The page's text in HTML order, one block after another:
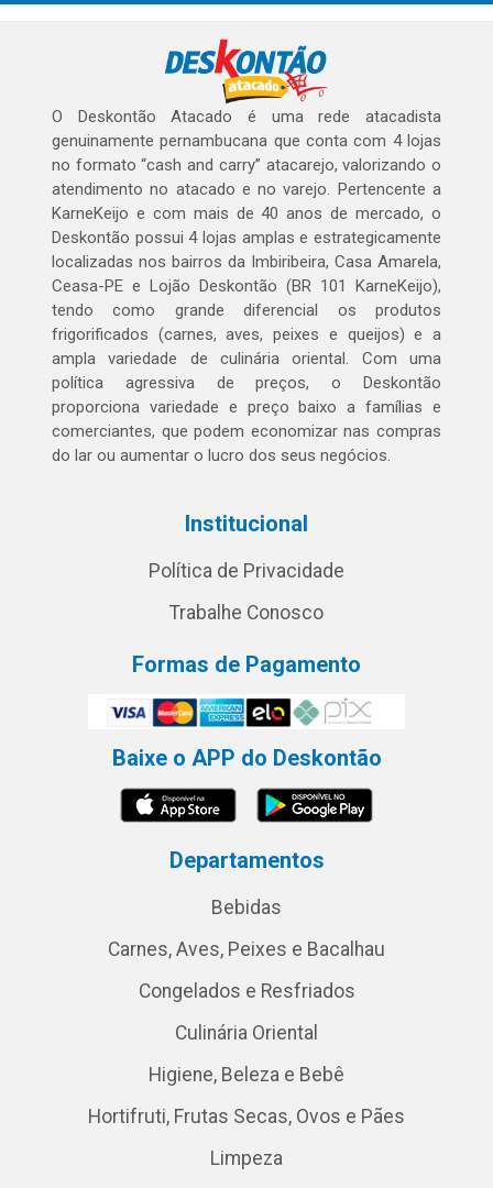
O Deskontão Atacado é uma rede atacadista
genuinamente pernambucana que conta com 4 lojas
no formato “cash and carry” atacarejo, valorizando o
atendimento no atacado e no varejo. Pertencente a
KarneKeijo e com mais de 40 anos de mercado, o
Deskontão possui 4 lojas amplas e estrategicamente
localizadas nos bairros da Imbiribeira, Casa Amarela,
Ceasa-PE e Lojão Deskontão (BR 101 KarneKeijo),
tendo como grande diferencial os produtos
frigorificados (carnes, aves, peixes e queijos) e a
ampla variedade de culinária oriental. Com uma
política agressiva de preços, o Deskontão
proporciona variedade e preço baixo a famílias e
comerciantes, que podem economizar nas compras
do lar ou aumentar o lucro dos seus negócios.
Institucional
Política de Privacidade
Trabalhe Conosco
Formas de Pagamento
Baixe o APP do Deskontão
Departamentos
Bebidas
Carnes, Aves, Peixes e Bacalhau
Congelados e Resfriados
Culinária Oriental
Higiene, Beleza e Bebê
Hortifruti, Frutas Secas, Ovos e Pães
Limpeza